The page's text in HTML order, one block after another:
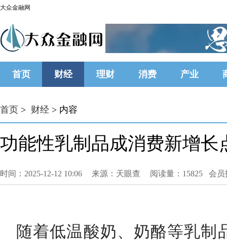
大众金融网
首页 财经 理财 消费 产业
首页 > 财经 > 内容
功能性乳制品成消费新增长
时间：2025-12-12 10:06 来源：天眼查 阅读量：15825 会员
随着低温酸奶、奶酪等乳制